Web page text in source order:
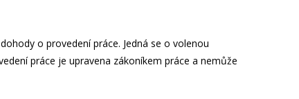
o provedení práce. Jedná se o volenou
práce je upravena zákoníkem práce a nemůže